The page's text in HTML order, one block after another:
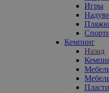
Игры
Кемпинг
Назад